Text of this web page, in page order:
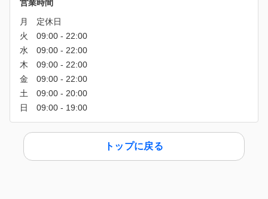
営業時間
トップに戻る